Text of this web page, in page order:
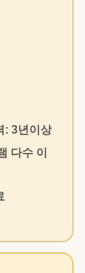
: 3년이상
다수 이